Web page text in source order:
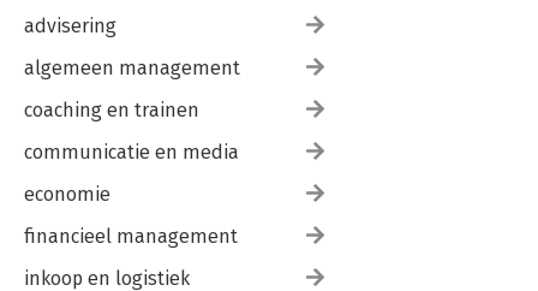
advisering
algemeen management
coaching en trainen
communicatie en media
economie
financieel management
inkoop en logistiek